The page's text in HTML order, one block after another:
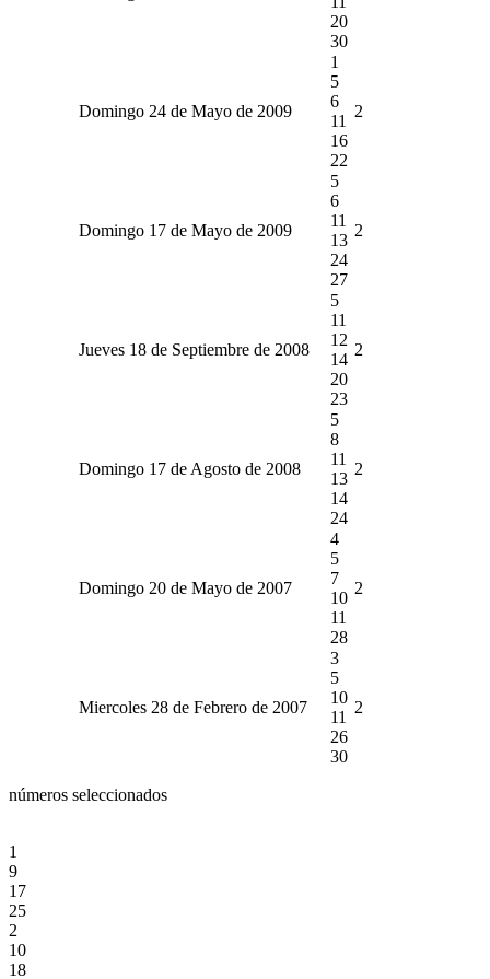
20
30
Domingo 24 de Mayo de 2009
1
5
6
11
16
22
2
Domingo 17 de Mayo de 2009
5
6
11
13
24
27
2
Jueves 18 de Septiembre de 2008
5
11
12
14
20
23
2
Domingo 17 de Agosto de 2008
5
8
11
13
14
24
2
Domingo 20 de Mayo de 2007
4
5
7
10
11
28
2
Miercoles 28 de Febrero de 2007
3
5
10
11
26
30
2
números seleccionados
1
9
17
25
2
10
18